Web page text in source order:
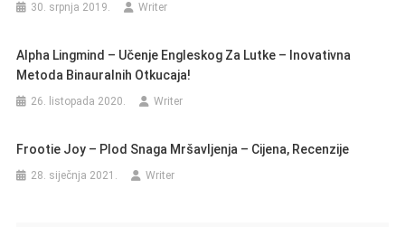
30. srpnja 2019. Writer
Alpha Lingmind – Učenje Engleskog Za Lutke – Inovativna
Metoda Binauralnih Otkucaja!
26. listopada 2020. Writer
Frootie Joy – Plod Snaga Mršavljenja – Cijena, Recenzije
28. siječnja 2021. Writer